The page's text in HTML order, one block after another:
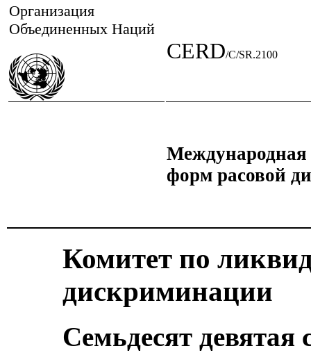
Организация
Объединенных Наций
CERD/C/SR.2100
Международная
форм расовой
Комитет по
дискриминации
Семьдесят девятая